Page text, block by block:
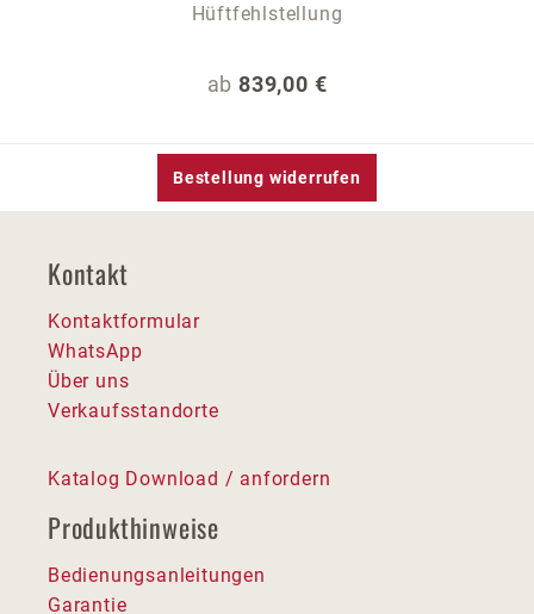
Hüftfehlstellung
Regulärer Preis:
ab 839,00 €
Bestellung widerrufen
Kontakt
Kontaktformular
WhatsApp
Über uns
Verkaufsstandorte
Katalog Download / anfordern
Produkthinweise
Bedienungsanleitungen
Garantie